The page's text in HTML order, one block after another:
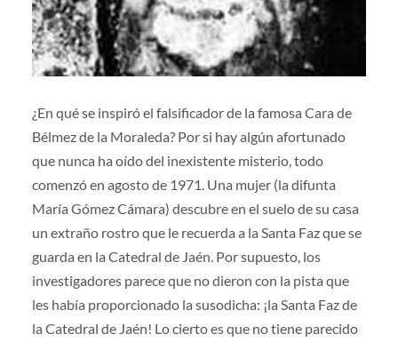
¿En qué se inspiró el falsificador de la famosa Cara de
Bélmez de la Moraleda? Por si hay algún afortunado
que nunca ha oído del inexistente misterio, todo
comenzó en agosto de 1971. Una mujer (la difunta
María Gómez Cámara) descubre en el suelo de su casa
un extraño rostro que le recuerda a la Santa Faz que se
guarda en la Catedral de Jaén. Por supuesto, los
investigadores parece que no dieron con la pista que
les había proporcionado la susodicha: ¡la Santa Faz de
la Catedral de Jaén! Lo cierto es que no tiene parecido